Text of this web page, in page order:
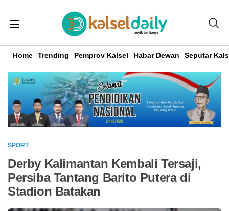
Home Trending Pemprov Kalsel Habar Dewan Seputar
SPORT
Derby Kalimantan Kembali Tersaji,
Persiba Tantang Barito Putera di
Stadion Batakan